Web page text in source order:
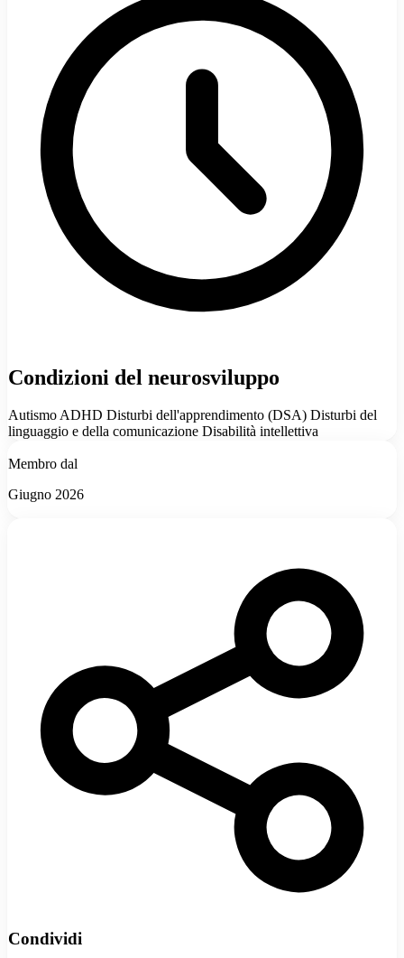
Condizioni del neurosviluppo
AutismoADHD Disturbi dell'apprendimento (DSA) Disturbi del
linguaggio e della comunicazione Disabilità intellettiva
Membro dal
Giugno 2026
Condividi